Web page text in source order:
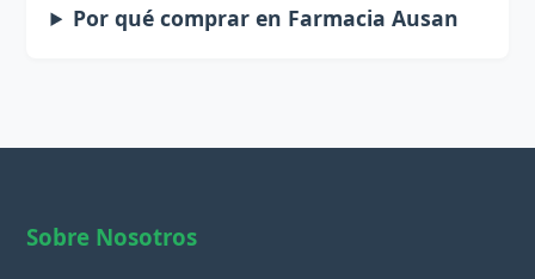
Por qué comprar en Farmacia Ausan
Sobre Nosotros